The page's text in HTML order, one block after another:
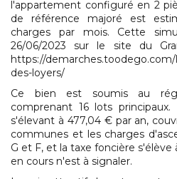
l'appartement configuré en 2
de référence majoré est
charges par mois. Cette
26/06/2023 sur le site du
https://
des-loyers/
Ce bien est soumis au
comprenant 16 lots
s'élevant à 477,04 € par an,
communes et les charges
G et F, et la taxe foncière s'élève
en cours n'est à signaler.